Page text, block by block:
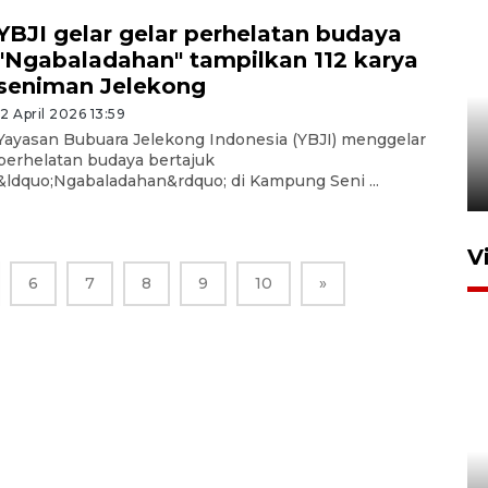
gelar gelar perhelatan budaya
tampilkan 112 karya
Jelekong
April 2026 13:59
Bubuara Jelekong Indonesia (YBJI) menggelar
budaya bertajuk
di Kampung Seni ...
6 7 8 9 10 »
Komisi V DPR tinjau
perlintasan sebidang di
Stasiun Bogor
12 Juni 2026 18:49